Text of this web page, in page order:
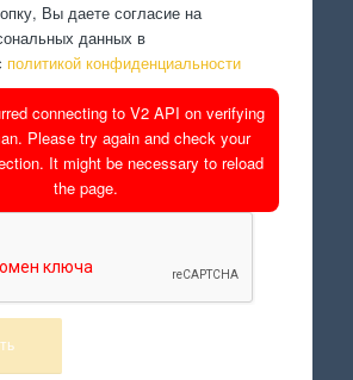
Вы даете согласие на
данных в
политикой конфиденциальности
connecting to V2 API on verifying
Please try again and check your
It might be necessary to reload
the page.